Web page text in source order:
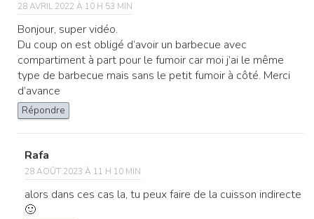
28 AVRIL 2022 À 10 H 53 MIN
Bonjour, super vidéo.
Du coup on est obligé d’avoir un barbecue avec
compartiment à part pour le fumoir car moi j’ai le même
type de barbecue mais sans le petit fumoir à côté. Merci
d’avance
Répondre
Rafa
28 AOÛT 2023 À 11 H 10 MIN
alors dans ces cas la, tu peux faire de la cuisson indirecte
🙂